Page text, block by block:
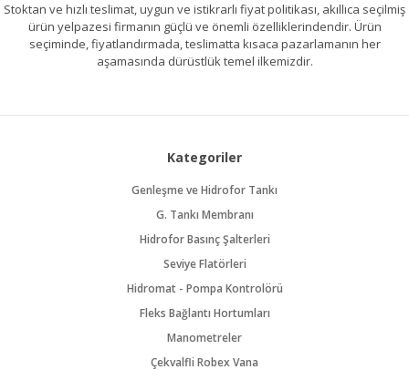
Stoktan ve hızlı teslimat, uygun ve istikrarlı fiyat politikası, akıllıca seçilmiş
ürün yelpazesi firmanın güçlü ve önemli özelliklerindendir. Ürün
seçiminde, fiyatlandırmada, teslimatta kısaca pazarlamanın her
aşamasında dürüstlük temel ilkemizdir.
Kategoriler
Genleşme ve Hidrofor Tankı
G. Tankı Membranı
Hidrofor Basınç Şalterleri
Seviye Flatörleri
Hidromat - Pompa Kontrolörü
Fleks Bağlantı Hortumları
Manometreler
Çekvalfli Robex Vana